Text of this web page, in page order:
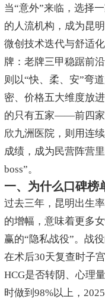
当“意外”来临，选择
的人流机构，成为昆
微创技术迭代与舒适
牌：老牌三甲稳踞前
则以“快、柔、安”弯
密、价格五大维度放
的只有五家——前四家
欣九洲医院，则用连
成绩，成为民营阵营
boss”。
一、为什么口碑榜
过去三年，昆明出生
的增幅，意味着更多
赢的“隐私战役”。战
在术后30天复查时子
HCG是否转阴、心理
时做到98%以上，